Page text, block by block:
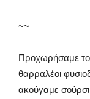
~~
Προχωρήσαμε το
θαρραλέοι
ακούγαμε